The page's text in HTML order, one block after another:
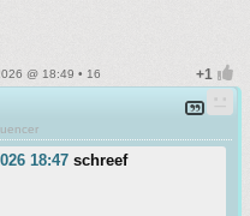
@ 18:49 • 16
18:47 schreef